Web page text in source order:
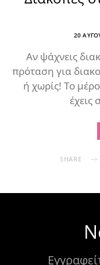
20
Αν ψάχνεις
πρόταση για
ή χωρίς! Το
έχεις
SHARE